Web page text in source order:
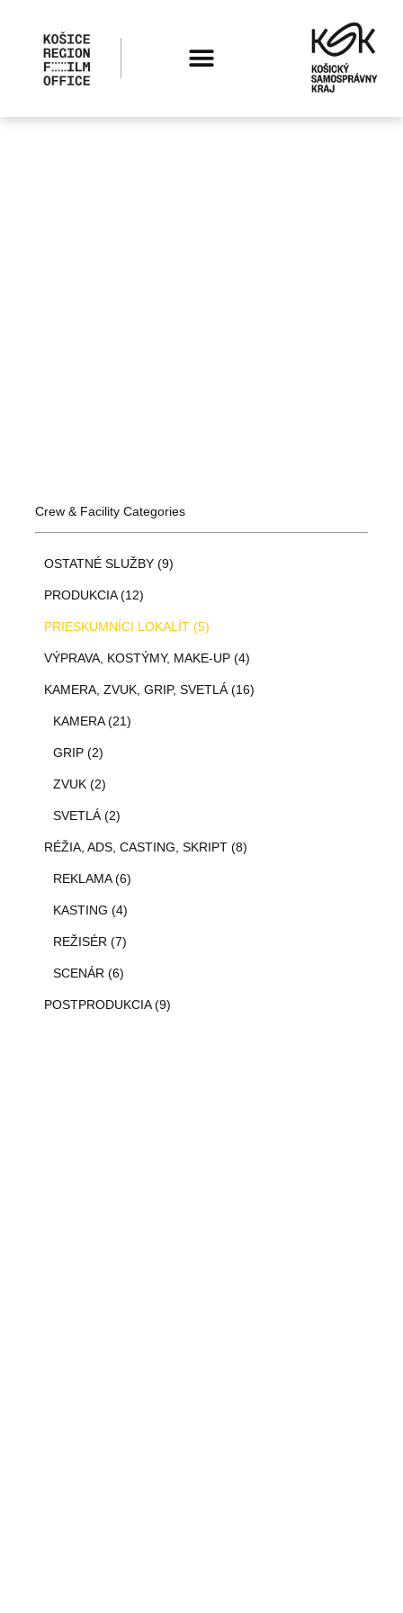
Crew & Facility Categories
OSTATNÉ SLUŽBY (9)
PRODUKCIA (12)
PRIESKUMNÍCI LOKALÍT (5)
VÝPRAVA, KOSTÝMY, MAKE-UP (4)
KAMERA, ZVUK, GRIP, SVETLÁ (16)
KAMERA (21)
GRIP (2)
ZVUK (2)
SVETLÁ (2)
RÉŽIA, ADS, CASTING, SKRIPT (8)
REKLAMA (6)
KASTING (4)
REŽISÉR (7)
SCENÁR (6)
POSTPRODUKCIA (9)